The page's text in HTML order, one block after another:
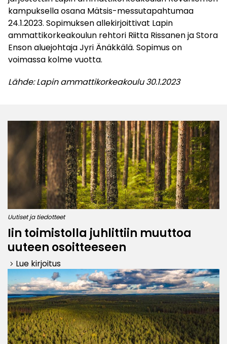
kampuksella osana Mätsis-messutapahtumaa
24.1.2023. Sopimuksen allekirjoittivat Lapin
ammattikorkeakoulun rehtori Riitta Rissanen ja Stora
Enson aluejohtaja Jyri Änäkkälä. Sopimus on
voimassa kolme vuotta.
Lähde: Lapin ammattikorkeakoulu 30.1.2023
Uutiset ja tiedotteet
Iin toimistolla juhlittiin muuttoa
uuteen osoitteeseen
keyboard_arrow_right Lue kirjoitus